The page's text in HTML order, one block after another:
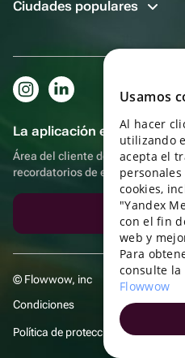
Ciudades populares
La aplicación es aún más
Área del cliente del destinatario,
recordatorios de eventos
Descargar
© Flowwow, inc
Condiciones
Política de protección y privacidad
Usamos
Al hacer
utilizando
acepta el
cookies,
"Yandex
con el fin
web y
Para
consulte la
Flowwow